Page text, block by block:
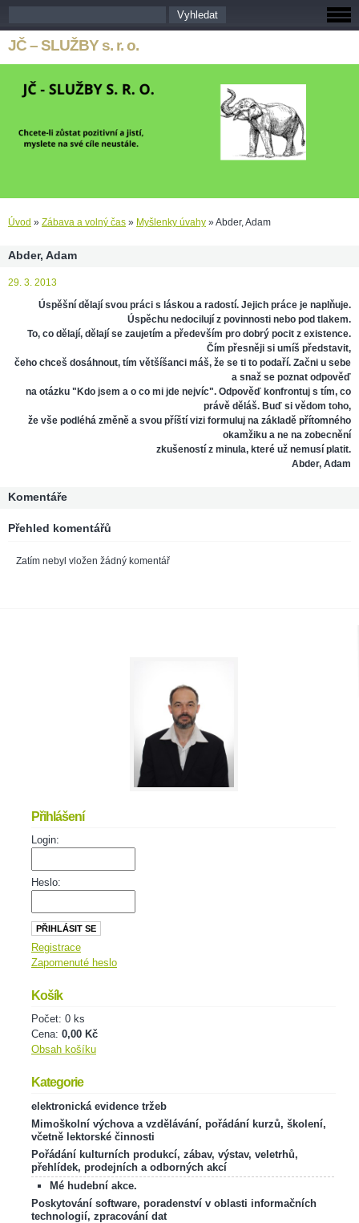
JČ – SLUŽBY s. r. o.
Úvod » Zábava a volný čas » Myšlenky úvahy »Abder, Adam
Abder, Adam
29. 3. 2013
Úspěšní dělají svou práci s láskou a radostí. Jejich práce je naplňuje.
Úspěchu nedocilují z povinnosti nebo pod tlakem.
To, co dělají, dělají se zaujetím a především pro dobrý pocit z existence.
Čím přesněji si umíš představit,
čeho chceš dosáhnout, tím většíšanci máš, že se ti to podaří. Začni u sebe
a snaž se poznat odpověď
na otázku "Kdo jsem a o co mi jde nejvíc". Odpověď konfrontuj s tím, co
právě děláš. Buď si vědom toho,
že vše podléhá změně a svou příští vizi formuluj na základě přítomného
okamžiku a ne na zobecnění
zkušeností z minula, které už nemusí platit.
Abder, Adam
Komentáře
Přehled komentářů
Zatím nebyl vložen žádný komentář
Přihlášení
Login:
Heslo:
Registrace
Zapomenuté heslo
Košík
Počet: 0 ks
Cena: 0,00 Kč
Obsah košíku
Kategorie
elektronická evidence tržeb
Mimoškolní výchova a vzdělávání, pořádání kurzů, školení,
včetně lektorské činnosti
Pořádání kulturních produkcí, zábav, výstav, veletrhů,
přehlídek, prodejních a odborných akcí
Mé hudební akce.
Poskytování software, poradenství v oblasti informačních
technologií, zpracování dat